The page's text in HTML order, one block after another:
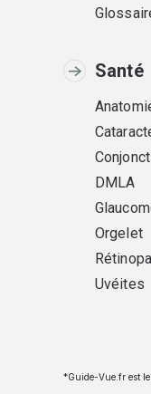
Santé
DMLA
Orgelet
Uvéites
*Guide-Vue.fr est